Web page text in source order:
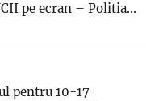
pe ecran – Politia...
pentru 10-17